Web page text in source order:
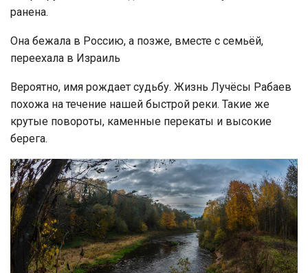
ранена.
Она бежала в Россию, а позже, вместе с семьёй,
переехала в Израиль
Вероятно, имя рождает судьбу. Жизнь Лучёсы Рабаев
похожа на течение нашей быстрой реки. Такие же
крутые повороты, каменные перекаты и высокие
берега.